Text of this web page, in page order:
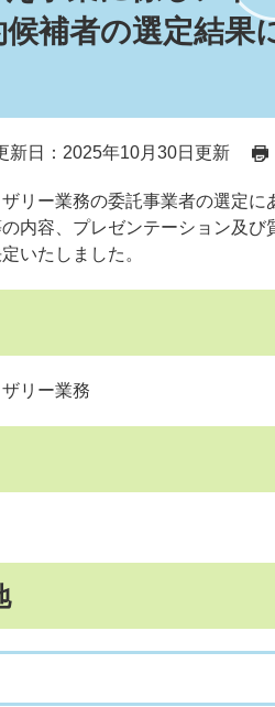
補者の選定結果
新日：2025年10月30日更新
リー業務の委託事業者の選定に
内容、プレゼンテーション及び
いたしました。
リー業務